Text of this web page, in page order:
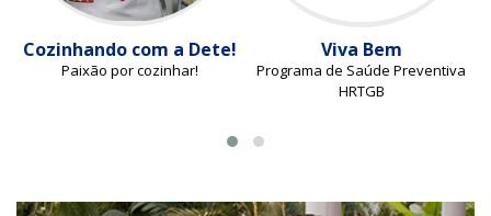
Cozinhando com a Dete!
Paixão por cozinhar!
Viva Bem
Programa de Saúde Preventiva
HRTGB